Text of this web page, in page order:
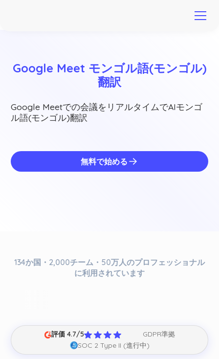
Google Meet モンゴル語(モンゴル)
翻訳
Google Meetでの会議をリアルタイムでAIモンゴ
ル語(モンゴル)翻訳
無料で始める
134か国・2,000チーム・50万人のプロフェッショナル
に利用されています
評価 4.7/5
GDPR準拠
SOC 2 Type II (進行中)